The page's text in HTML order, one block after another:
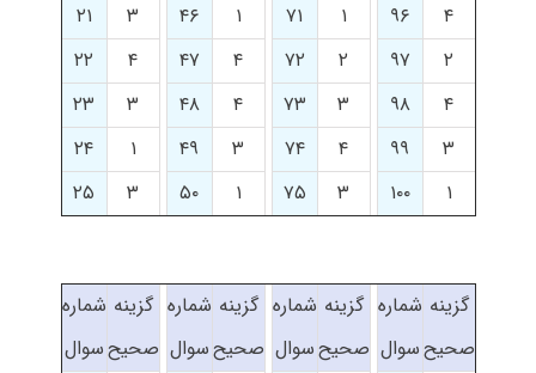
۴
۹۶ ۱ ۷۱ ۱ ۴۶ ۳
۲۱
۲
۹۷ ۲ ۷۲ ۴ ۴۷ ۴
۲۲
۴
۹۸ ۳ ۷۳ ۴ ۴۸ ۳
۲۳
۳
۹۹ ۴ ۷۴ ۳ ۴۹ ۱
۲۴
۱
۱۰۰ ۳ ۷۵ ۱ ۵۰ ۳ ۲۵
گزینه
صحیح
شماره
سوال
گزینه
صحیح
شماره
سوال
گزینه
صحیح
شماره
سوال
گزینه
صحیح
شماره
سوال